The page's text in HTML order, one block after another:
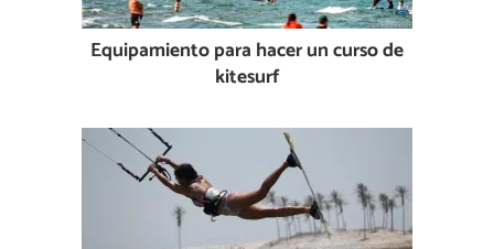
Equipamiento para hacer un curso de
kitesurf